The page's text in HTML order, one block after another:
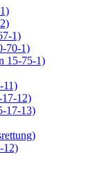
1)
70-1)
15-75-1)
11)
12)
17-13)
12)